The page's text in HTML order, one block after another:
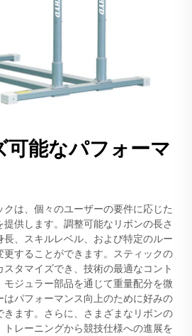
可能なパフォーマ
は、個々のユーザーの要件に応じた
供します。調整可能なリボンの長さ
、スキルレベル、および特定のルー
することができます。スティックの
タマイズでき、技術の最適なコント
ジュラー部品を通じて重量配分を微
パフォーマンス向上のために好みの
ます。さらに、さまざまなリボンの
レーニングから競技仕様への進展を